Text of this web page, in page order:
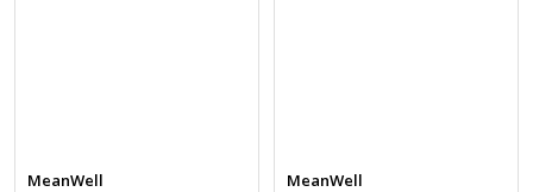
MeanWell
MeanWell